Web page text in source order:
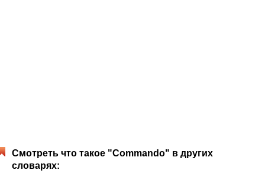
Смотреть что такое "Commando" в других
словарях: